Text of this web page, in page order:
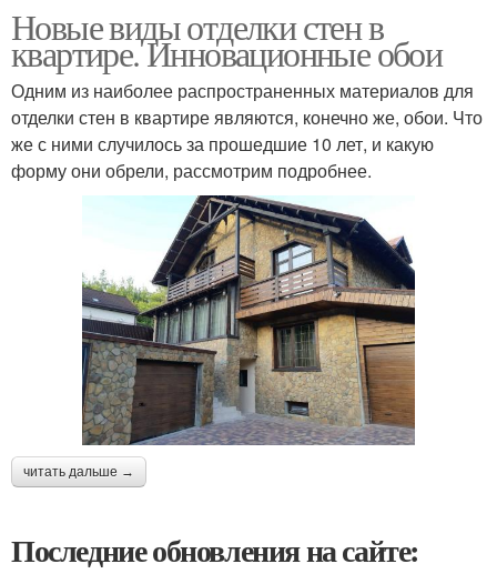
Новые виды отделки стен в
квартире. Инновационные обои
Одним из наиболее распространенных материалов для
отделки стен в квартире являются, конечно же, обои. Что
же с ними случилось за прошедшие 10 лет, и какую
форму они обрели, рассмотрим подробнее.
читать дальше →
Последние обновления на сайте: